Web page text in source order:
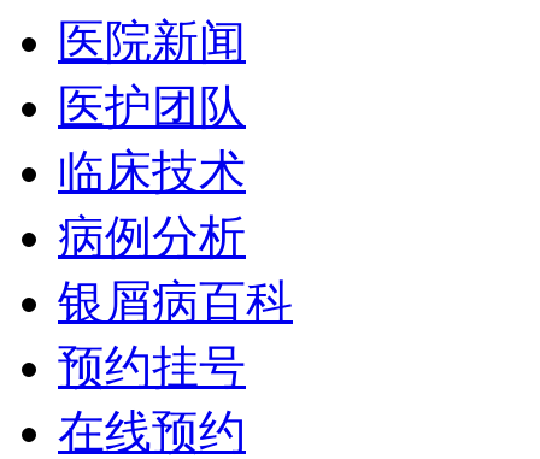
医院新闻
医护团队
临床技术
病例分析
银屑病百科
预约挂号
在线预约